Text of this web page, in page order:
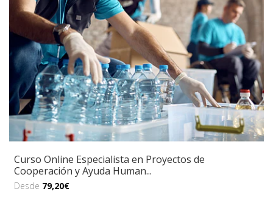
Curso Online Especialista en Proyectos de
Cooperación y Ayuda Human...
Desde 79,20€